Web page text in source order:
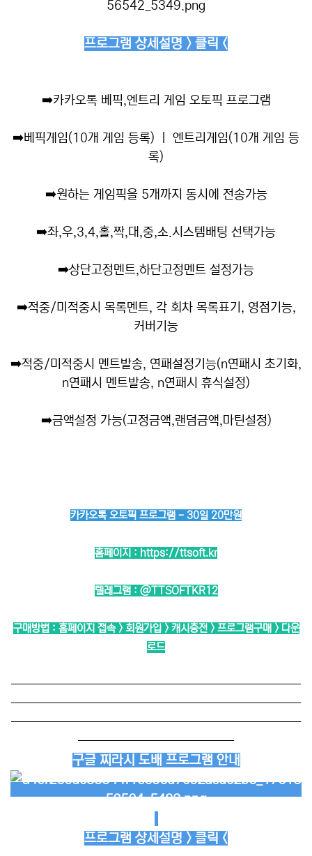
프로그램 상세설명 > 클릭 <
➡️카카오톡 베픽,엔트리 게임 오토픽 프로그램
➡️베픽게임(10개 게임 등록) ㅣ 엔트리게임(10개 게임 등
록)
➡️원하는 게임픽을 5개까지 동시에 전송가능
➡️좌,우,3,4,홀,짝,대,중,소.시스템배팅 선택가능
➡️상단고정멘트,하단고정멘트 설정가능
➡️적중/미적중시 목록멘트, 각 회차 목록표기, 영점기능,
커버기능
➡️적중/미적중시 멘트발송, 연패설정기능(n연패시 초기화,
n연패시 멘트발송, n연패시 휴식설정)
➡️금액설정 가능(고정금액,랜덤금액,마틴설정)
카카오톡 오토픽 프로그램 - 30일 20만원
홈페이지 : https://ttsoft.kr
텔레그램 : @TTSOFTKR12
구매방법 : 홈페이지 접속 > 회원가입 > 캐시충전 > 프로그램구매 > 다운
로드
──────────────────────────
──────────────────────────
──────────────────────────
──────────────
구글 찌라시 도배 프로그램 안내
프로그램 상세설명 > 클릭 <